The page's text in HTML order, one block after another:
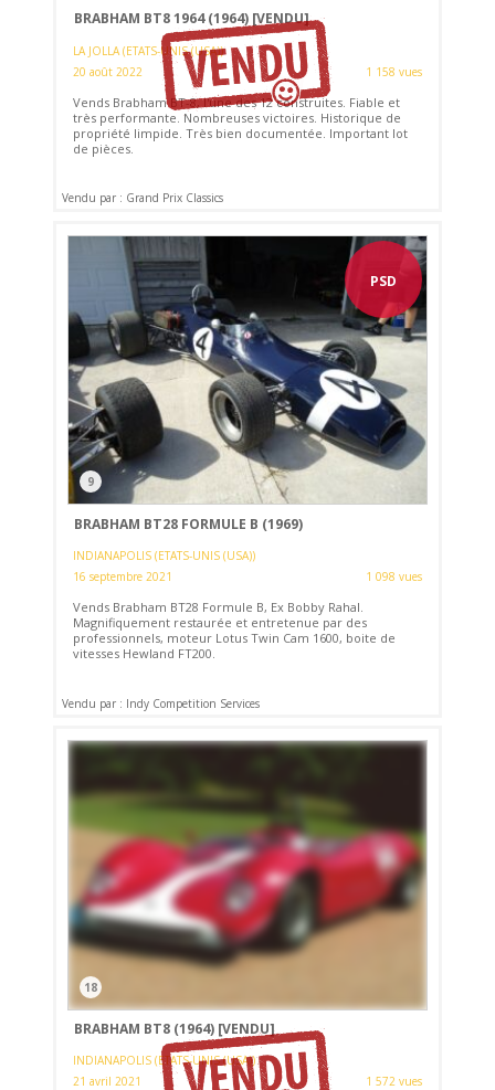
BRABHAM BT8 1964 (1964) [VENDU]
LA JOLLA (ETATS-UNIS (USA))
20 août 2022
1 158 vues
Vends Brabham BT-8, l'une des 12 construites. Fiable et
très performante. Nombreuses victoires. Historique de
propriété limpide. Très bien documentée. Important lot
de pièces.
Vendu par : Grand Prix Classics
PSD
9
BRABHAM BT28 FORMULE B (1969)
INDIANAPOLIS (ETATS-UNIS (USA))
16 septembre 2021
1 098 vues
Vends Brabham BT28 Formule B, Ex Bobby Rahal.
Magnifiquement restaurée et entretenue par des
professionnels, moteur Lotus Twin Cam 1600, boite de
vitesses Hewland FT200.
Vendu par : Indy Competition Services
18
BRABHAM BT8 (1964) [VENDU]
INDIANAPOLIS (ETATS-UNIS (USA))
21 avril 2021
1 572 vues